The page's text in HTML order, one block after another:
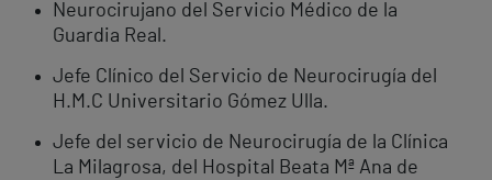
Neurocirujano del Servicio Médico de la
Guardia Real.
Jefe Clínico del Servicio de Neurocirugía del
H.M.C Universitario Gómez Ulla.
Jefe del servicio de Neurocirugía de la Clínica
La Milagrosa, del Hospital Beata Mª Ana de